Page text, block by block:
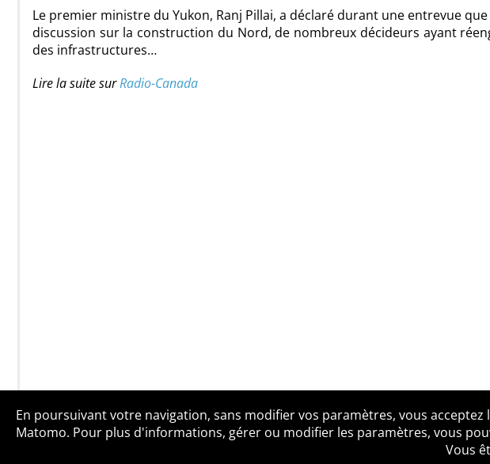
Le premier ministre du Yukon, Ranj Pillai, a déclaré durant une entrevue
discussion sur la construction du Nord, de nombreux décideurs ayant
des infrastructures…
Lire la suite surRadio-Canada
Qui sommes-nous ? Mentions
En poursuivant votre navigation, sans modifier vos paramètres, vous
Matomo. Pour plus d'informations, gérer ou modifier les paramètres, vous
Vous